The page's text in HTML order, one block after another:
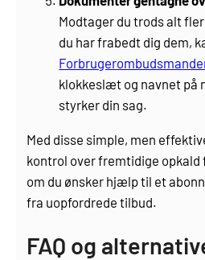
Modtager du trods alt
du har frabedt dig dem,
klokkeslæt og navnet på
styrker din sag.
Med disse simple, men
kontrol over fremtidige opkald
om du ønsker hjælp til et
fra uopfordrede tilbud.
FAQ og